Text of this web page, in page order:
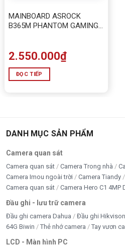
MAINBOARD ASROCK
B365M PHANTOM GAMING
2.550.000₫
ĐỌC TIẾP
DANH MỤC SẢN PHẨM
Camera quan sát
Camera quan sát Camera Trong nhà
Camera Imou ngoài trời
Camera Tiandy
Camera quan sát
Camera Hero C1 4MP
Đầu ghi - lưu trữ camera
Đầu ghi camera Dahua Đầu ghi Hikvison
64G Biwin
Thẻ nhớ camera Tay vươn
LCD - Màn hình PC